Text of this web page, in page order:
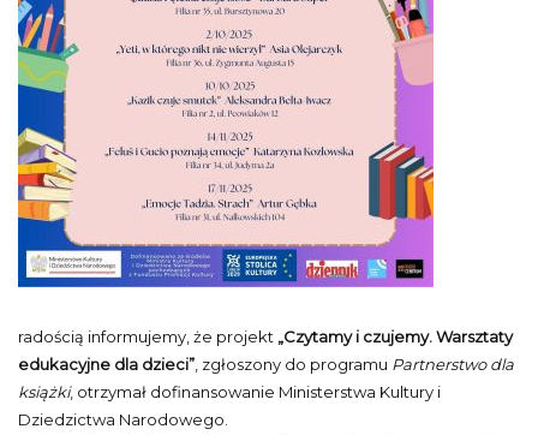
radością informujemy, że projekt „Czytamy i czujemy. Warsztaty
edukacyjne dla dzieci” , zgłoszony do programu Partnerstwo dla
książki, otrzymał dofinansowanie Ministerstwa Kultury i
Dziedzictwa Narodowego.